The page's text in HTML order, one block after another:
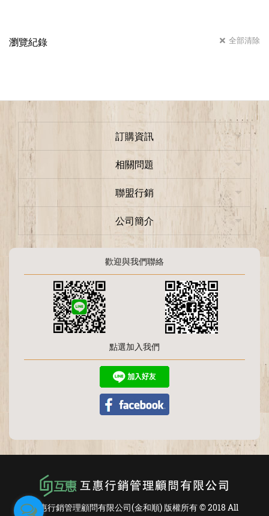
瀏覽紀錄 全部清除
訂購資訊
相關問題
聯盟行銷
公司簡介
歡迎與我們聯絡
點選加入我們
互惠行銷管理顧問有限公司(金和順) 版權所有 © 2018 All